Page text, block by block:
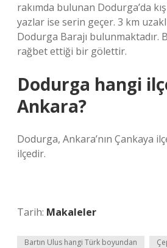
rakımda bulunan Dodurga’da
yazlar ise serin geçer. 3 km
Dodurga Barajı bulunmaktadır.
rağbet ettiği bir gölettir.
Dodurga hangi
Ankara?
Dodurga, Ankara’nın Çankaya
ilçedir.
Tarih: Makaleler
Bartın Ulus hangi Türk boyundan